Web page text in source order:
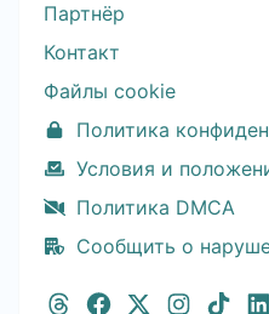
Партнёр
Контакт
Файлы cookie
Политика
Условия и
Политика DMCA
Сообщить о